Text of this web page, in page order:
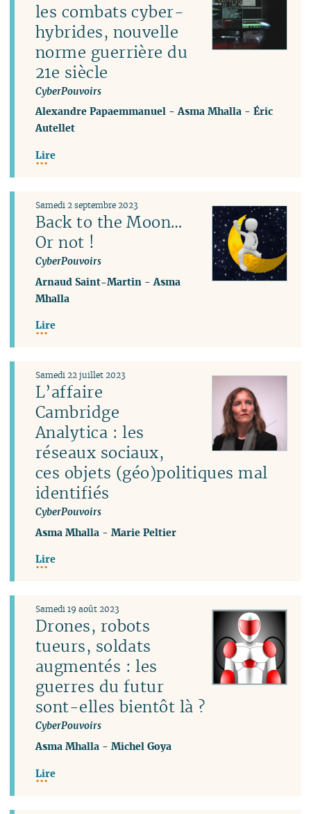
les combats cyber-
hybrides, nouvelle
norme guerrière du
21e siècle
CyberPouvoirs
Alexandre Papaemmanuel -Asma Mhalla -Éric
Autellet
Lire
Back to the Moon…
Or not !
CyberPouvoirs
Samedi 2 septembre 2023
Arnaud Saint-Martin -Asma
Mhalla
Lire
L’affaire
Cambridge
Analytica : les
réseaux sociaux,
ces objets (géo)politiques mal
identifiés
CyberPouvoirs
Samedi 22 juillet 2023
Asma Mhalla -Marie Peltier
Lire
Drones, robots
tueurs, soldats
augmentés : les
guerres du futur
sont-elles bientôt là ?
CyberPouvoirs
Samedi 19 août 2023
Asma Mhalla -Michel Goya
Lire